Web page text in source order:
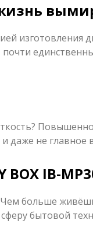
изготовления
и даже не
IB-
больше
бытовой